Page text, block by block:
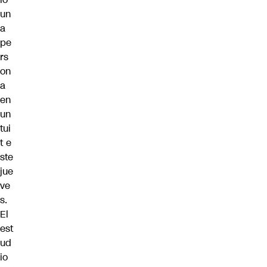
un
a
pe
rs
on
a
en
un
tui
te
ste
jue
ve
s.
El
est
ud
io